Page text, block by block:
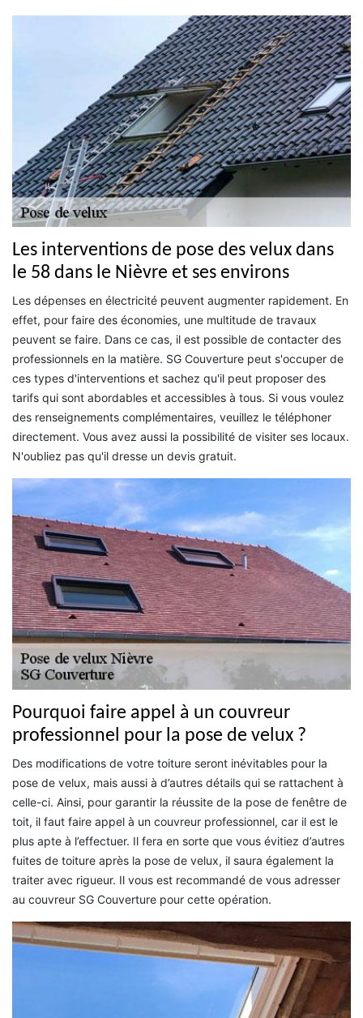
Les interventions de pose des velux dans
le 58 dans le Nièvre et ses environs
Les dépenses en électricité peuvent augmenter rapidement. En
effet, pour faire des économies, une multitude de travaux
peuvent se faire. Dans ce cas, il est possible de contacter des
professionnels en la matière. SG Couverture peut s'occuper de
ces types d'interventions et sachez qu'il peut proposer des
tarifs qui sont abordables et accessibles à tous. Si vous voulez
des renseignements complémentaires, veuillez le téléphoner
directement. Vous avez aussi la possibilité de visiter ses locaux.
N'oubliez pas qu'il dresse un devis gratuit.
Pourquoi faire appel à un couvreur
professionnel pour la pose de velux ?
Des modifications de votre toiture seront inévitables pour la
pose de velux, mais aussi à d’autres détails qui se rattachent à
celle-ci. Ainsi, pour garantir la réussite de la pose de fenêtre de
toit, il faut faire appel à un couvreur professionnel, car il est le
plus apte à l’effectuer. Il fera en sorte que vous évitiez d’autres
fuites de toiture après la pose de velux, il saura également la
traiter avec rigueur. Il vous est recommandé de vous adresser
au couvreur SG Couverture pour cette opération.